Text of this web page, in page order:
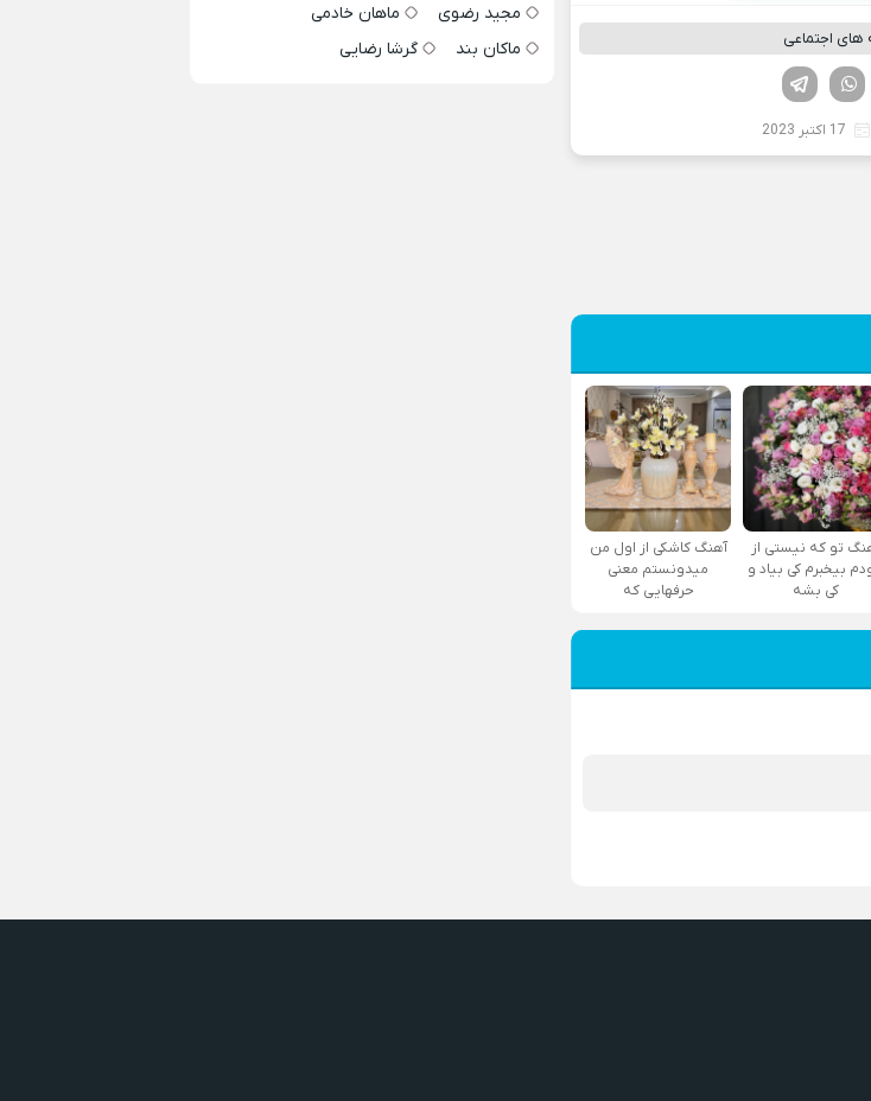
های اجتماعی
لینکدین
17 اکتبر 2023
تو که نیستی از
بیخبرم کی بیاد و
کی بشه
آهنگ کاشکی از اول من
میدونستم معنی
حرفهایی که
مجید رضوی
ماهان خادمی
ماکان بند
گرشا رضایی